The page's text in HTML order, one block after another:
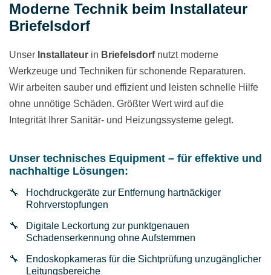
Moderne Technik beim Installateur
Briefelsdorf
Unser Installateur in Briefelsdorfnutzt moderne
Werkzeuge und Techniken für schonende Reparaturen.
Wir arbeiten sauber und effizient und leisten schnelle Hilfe
ohne unnötige Schäden. Größter Wert wird auf die
Integrität Ihrer Sanitär- und Heizungssysteme gelegt.
Unser technisches Equipment – für effektive und
nachhaltige Lösungen:
Hochdruckgeräte zur Entfernung hartnäckiger
Rohrverstopfungen
Digitale Leckortung zur punktgenauen
Schadenserkennung ohne Aufstemmen
Endoskopkameras für die Sichtprüfung unzugänglicher
Leitungsbereiche